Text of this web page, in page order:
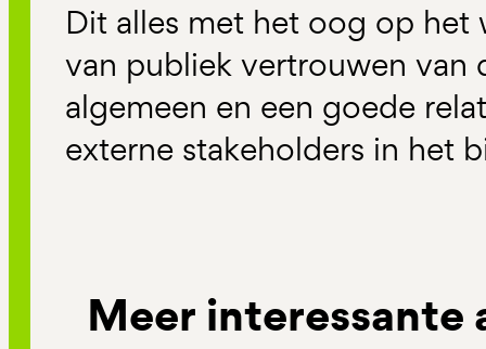
Dit alles met het oog op het
van publiek vertrouwen van
algemeen en een goede
externe stakeholders in het
Meer interessante